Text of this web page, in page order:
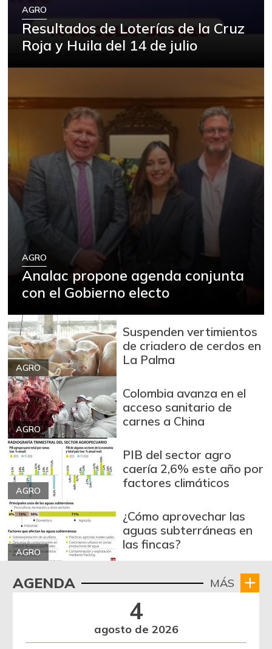
AGRO
Resultados de Loterías de la Cruz
Roja y Huila del 14 de julio
AGRO
Analac propone agenda conjunta
con el Gobierno electo
AGRO
Suspenden vertimientos
de criadero de cerdos en
La Palma
AGRO
Colombia avanza en el
acceso sanitario de
carnes a China
AGRO
PIB del sector agro
caería 2,6% este año por
factores climáticos
AGRO
¿Cómo aprovechar las
aguas subterráneas en
las fincas?
AGENDA MÁS
4
agosto de 2026